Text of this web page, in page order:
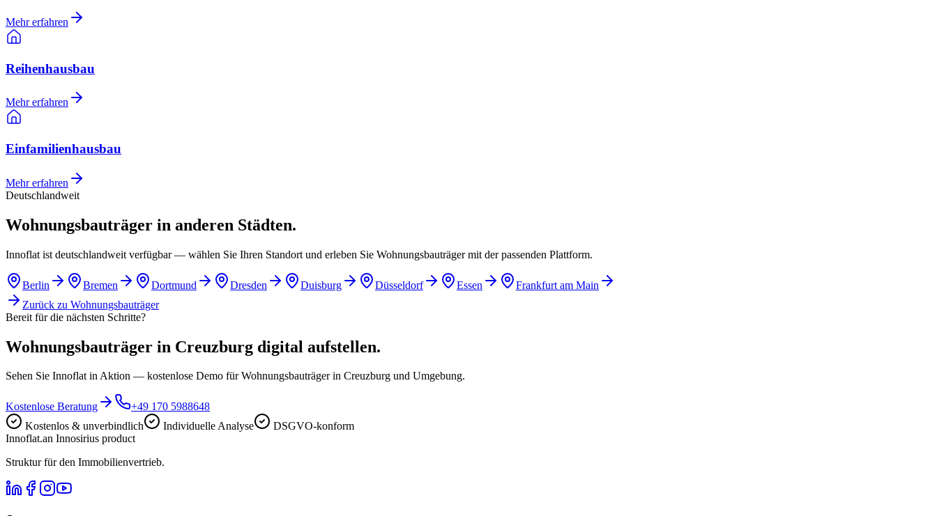
Mehr erfahren
Reihenhausbau
Mehr erfahren
Einfamilienhausbau
Mehr erfahren
Deutschlandweit
Wohnungsbauträger in anderen Städten.
Innoflat ist deutschlandweit verfügbar — wählen Sie Ihren Standort und erleben Sie Wohnungsbauträger mit der passenden Plattform.
Berlin Bremen Dortmund Dresden Duisburg Düsseldorf Essen
Frankfurt am Main
Zurück zu Wohnungsbauträger
Bereit für die nächsten Schritte?
Wohnungsbauträger in Creuzburg digital aufstellen.
Sehen Sie Innoflat in Aktion — kostenlose Demo für Wohnungsbauträger in Creuzburg und Umgebung.
Kostenlose Beratung
+49 170 5988648
Kostenlos & unverbindlich
Individuelle Analyse
DSGVO-konform
Innoflat.an Innosirius product
Struktur für den Immobilienvertrieb.